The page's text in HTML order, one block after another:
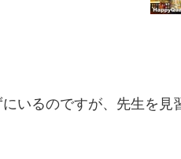
いるのですが、先生を見